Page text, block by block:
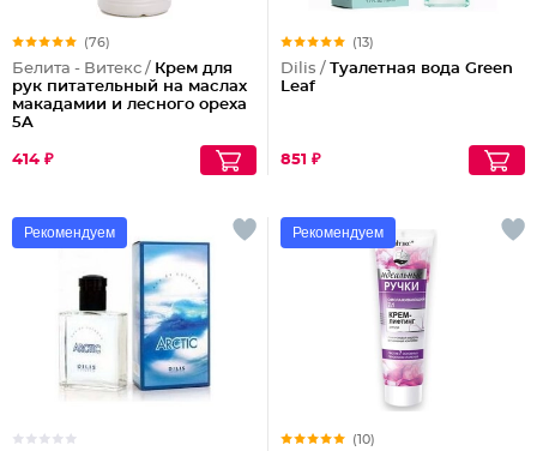
(76)
Белита - Витекс / Крем для
рук питательный на маслах
макадамии и лесного ореха
5A
414 ₽
(13)
Dilis / Туалетная вода Green
Leaf
851 ₽
Рекомендуем Рекомендуем
(10)